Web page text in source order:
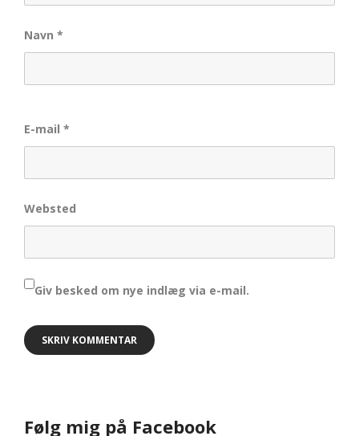
Navn *
E-mail *
Websted
Giv besked om nye indlæg via e-mail.
Følg mig på Facebook